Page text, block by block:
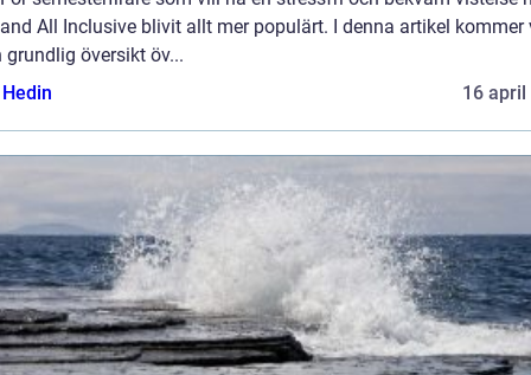
All Inclusive blivit allt mer populärt. I denna artikel kommer
grundlig översikt öv...
16 april